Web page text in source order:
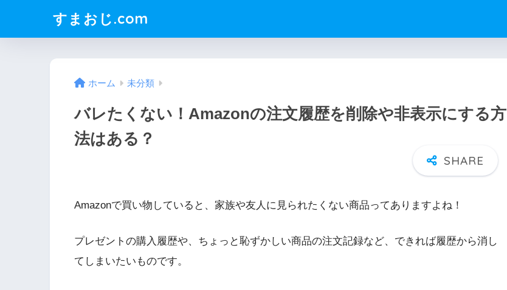
すまおじ.com
ホーム 未分類
バレたくない！Amazonの注文履歴を削除や非表示にする方
法はある？
Amazonで買い物していると、家族や友人に見られたくない商品ってありますよね！
プレゼントの購入履歴や、ちょっと恥ずかしい商品の注文記録など、できれば履歴から消し
てしまいたいものです。